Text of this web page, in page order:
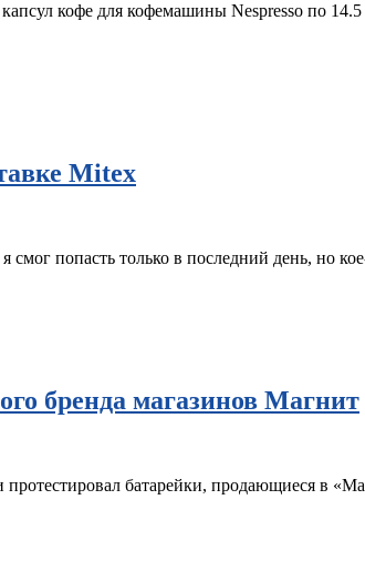
кофе для кофемашины Nespresso по
Mitex
попасть только в последний день, но
бренда магазинов Магнит
батарейки, продающиеся в